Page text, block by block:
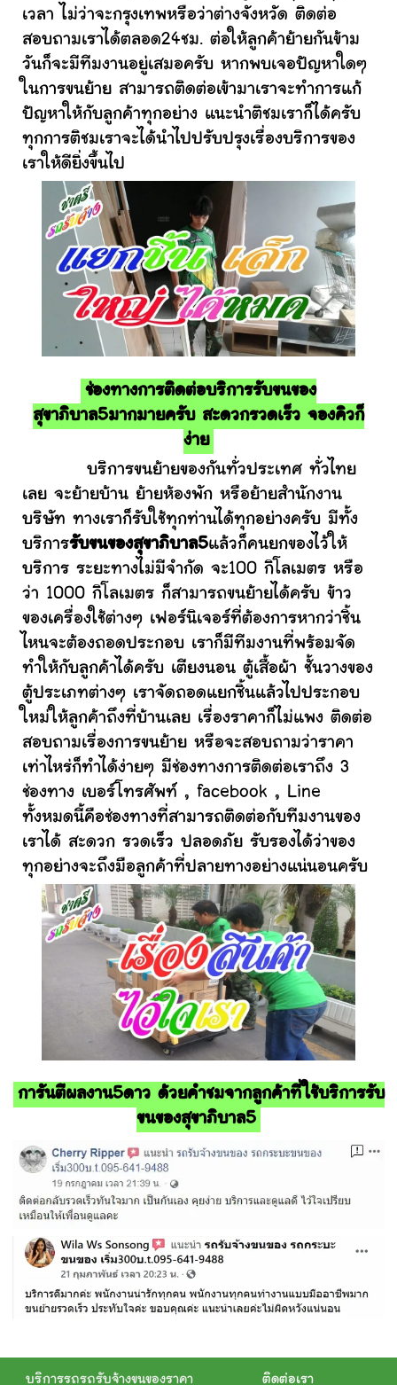
เวลา ไม่ว่าจะกรุงเทพหรือว่าต่างจังหวัด ติดต่อ
สอบถามเราได้ตลอด24ชม. ต่อให้ลูกค้าย้ายกันข้าม
วันก็จะมีทีมงานอยู่เสมอครับ หากพบเจอปัญหาใดๆ
ในการขนย้าย สามารถติดต่อเข้ามาเราจะทำการแก้
ปัญหาให้กับลูกค้าทุกอย่าง แนะนำติชมเราก็ได้ครับ
ทุกการติชมเราจะได้นำไปปรับปรุงเรื่องบริการของ
เราให้ดียิ่งขึ้นไป
ช่องทางการติดต่อบริการรับขนของ
สุขาภิบาล5มากมายครับ สะดวกรวดเร็ว จองคิวก็
ง่าย
บริการขนย้ายของกันทั่วประเทศ ทั่วไทย
เลย จะย้ายบ้าน ย้ายห้องพัก หรือย้ายสำนักงาน
บริษัท ทางเราก็รับใช้ทุกท่านได้ทุกอย่างครับ มีทั้ง
บริการรับขนของสุขาภิบาล5แล้วก็คนยกของไว้ให้
บริการ ระยะทางไม่มีจำกัด จะ100 กิโลเมตร หรือ
ว่า 1000 กิโลเมตร ก็สามารถขนย้ายได้ครับ ข้าว
ของเครื่องใช้ต่างๆ เฟอร์นิเจอร์ที่ต้องการหากว่าชิ้น
ไหนจะต้องถอดประกอบ เราก็มีทีมงานที่พร้อมจัด
ทำให้กับลูกค้าได้ครับ เตียงนอน ตู้เสื้อผ้า ชั้นวางของ
ตู้ประเภทต่างๆ เราจัดถอดแยกชิ้นแล้วไปประกอบ
ใหม่ให้ลูกค้าถึงที่บ้านเลย เรื่องราคาก็ไม่แพง ติดต่อ
สอบถามเรื่องการขนย้าย หรือจะสอบถามว่าราคา
เท่าไหร่ก็ทำได้ง่ายๆ มีช่องทางการติดต่อเราถึง 3
ช่องทาง เบอร์โทรศัพท์ , facebook , Line
ทั้งหมดนี้คือช่องทางที่สามารถติดต่อกับทีมงานของ
เราได้ สะดวก รวดเร็ว ปลอดภัย รับรองได้ว่าของ
ทุกอย่างจะถึงมือลูกค้าที่ปลายทางอย่างแน่นอนครับ
การันตีผลงาน5ดาว ด้วยคำชมจากลูกค้าที่ใช้บริการรับ
ขนของสุขาภิบาล5
บริการรถรถรับจ้างขนของราคา ติดต่อเรา